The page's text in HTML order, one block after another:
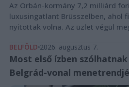
Az Orbán-kormány 7,2 milliárd
luxusingatlant Brüsszelben, ahol
nyitottak volna. Az üzlet végül
BELFÖLD 2026. augusztus 7.
Most első ízben
Belgrád-vonal